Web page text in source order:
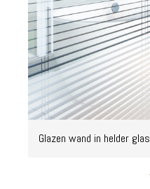
Glazen wand in helder glas